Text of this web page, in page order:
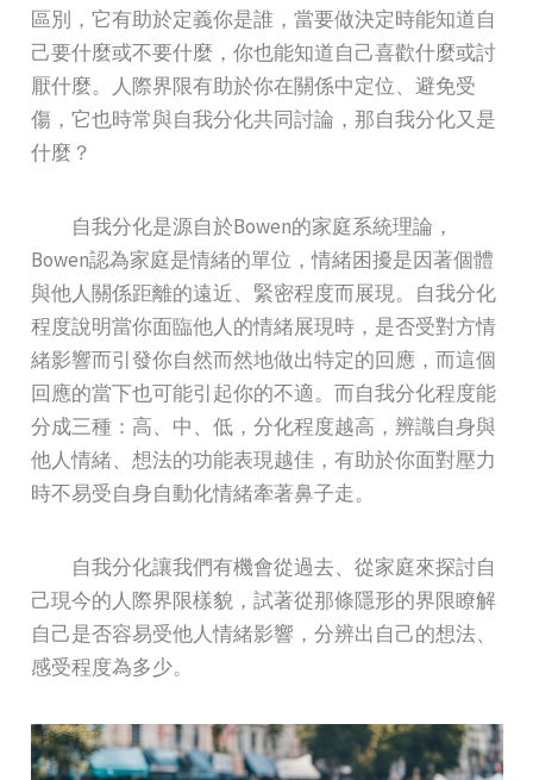
區別，它有助於定義你是誰，當要做決定時能知道自
己要什麼或不要什麼，你也能知道自己喜歡什麼或討
厭什麼。人際界限有助於你在關係中定位、避免受
傷，它也時常與自我分化共同討論，那自我分化又是
什麼？
自我分化是源自於Bowen的家庭系統理論，
Bowen認為家庭是情緒的單位，情緒困擾是因著個體
與他人關係距離的遠近、緊密程度而展現。自我分化
程度說明當你面臨他人的情緒展現時，是否受對方情
緒影響而引發你自然而然地做出特定的回應，而這個
回應的當下也可能引起你的不適。而自我分化程度能
分成三種：高、中、低，分化程度越高，辨識自身與
他人情緒、想法的功能表現越佳，有助於你面對壓力
時不易受自身自動化情緒牽著鼻子走。
自我分化讓我們有機會從過去、從家庭來探討自
己現今的人際界限樣貌，試著從那條隱形的界限瞭解
自己是否容易受他人情緒影響，分辨出自己的想法、
感受程度為多少。